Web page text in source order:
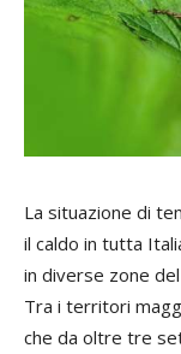
La situazione di
il caldo in tutta
in diverse zone
Tra i territori
che da oltre tre